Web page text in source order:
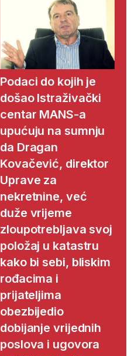
Podaci do kojih je
došao Istraživački
centar MANS-a
upućuju na sumnju
da Dragan
Kovačević, direktor
Uprave za
nekretnine, već
duže vrijeme
zloupotrebljava svoj
položaj u katastru
kako bi sebi, bliskim
rođacima i
prijateljima
obezbijedio
dobijanje vrijednih
poslova i ugovora